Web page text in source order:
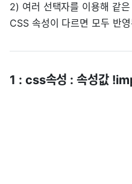
2) 여러 선택자를 이용해 같
CSS 속성이 다르면 모두 반
1 : css속성 : 속성값